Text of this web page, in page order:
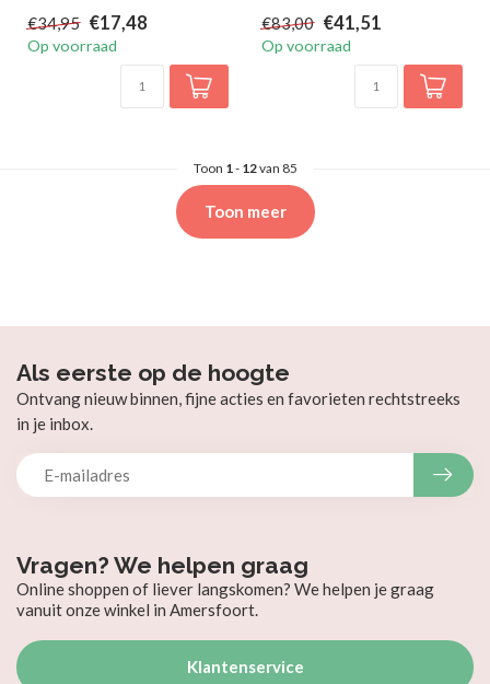
€34,95 €17,48
Op voorraad
€83,00 €41,51
Op voorraad
Toon 1- 12van 85
Toon meer
Vragen? We helpen graag
Online shoppen of liever langskomen? We helpen je graag
vanuit onze winkel in Amersfoort.
Klantenservice
Als eerste op de hoogte
Ontvang nieuw binnen, fijne acties en favorieten rechtstreeks
in je inbox.